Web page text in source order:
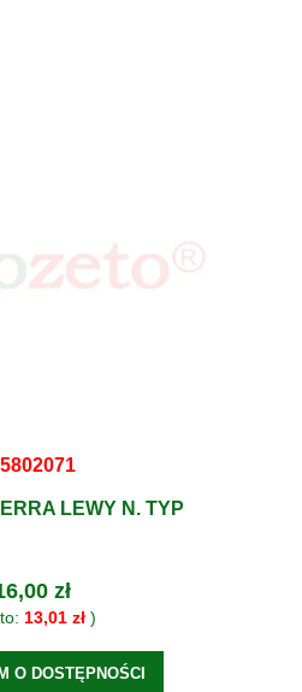
LEWY N. TYP
zł
13,01 zł)
O DOSTĘPNOŚCI